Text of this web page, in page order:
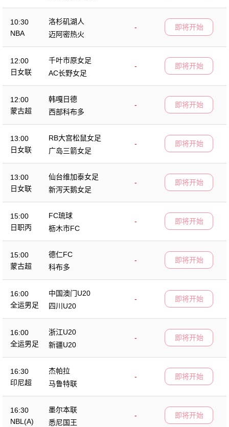
10:30
NBA
洛杉矶湖人
-
迈阿密热火
即将开始
12:00
日女联
千叶市原女足
-
AC长野女足
即将开始
12:00
蒙古超
韩嘎日德
-
西部科布多
即将开始
13:00
日女联
RB大宫松鼠女足
-
广岛三箭女足
即将开始
13:00
日女联
仙台维加泰女足
-
新泻天鹅女足
即将开始
15:00
日职丙
FC琉球
-
枥木市FC
即将开始
15:00
蒙古超
德仁FC
-
科布多
即将开始
16:00
全运男足
中国澳门U20
-
四川U20
即将开始
16:00
全运男足
浙江U20
-
新疆U20
即将开始
16:30
印尼超
杰帕拉
-
马鲁特联
即将开始
16:30
NBL(A)
墨尔本联
-
悉尼国王
即将开始